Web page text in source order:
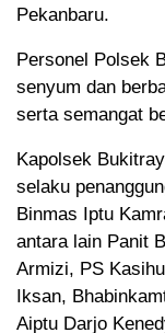
Pekanbaru.
Personel Polsek
senyum dan
serta semangat
Kapolsek
selaku
Binmas Iptu
antara lain Panit
Armizi, PS
Iksan,
Aiptu Darjo